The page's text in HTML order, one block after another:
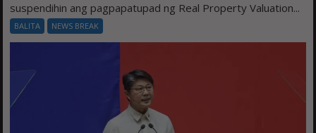
suspendihin ang pagpapatupad ng Real Property Valuation...
BALITA NEWS BREAK